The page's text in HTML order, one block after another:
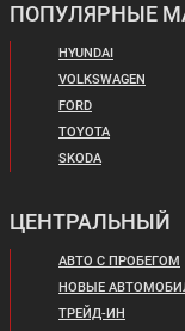
ПОПУЛЯРНЫЕ
HYUNDAI
VOLKSWAGEN
FORD
TOYOTA
SKODA
ЦЕНТРАЛЬНЫЙ
АВТО С ПРОБЕГОМ
НОВЫЕ
ТРЕЙД-ИН